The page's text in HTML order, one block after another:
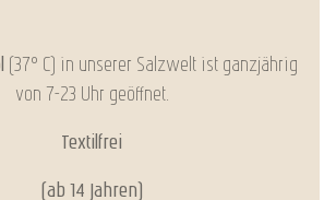
(37° C) in unserer Salzwelt ist ganzjährig
von 7-23 Uhr geöffnet.
Textilfrei
(ab 14 Jahren)